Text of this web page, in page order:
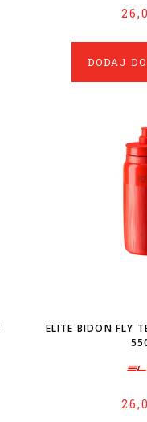
DODAJ
ELITE BIDON FLY